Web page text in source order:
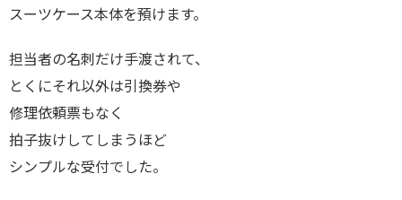
スーツケース本体を預けます。
担当者の名刺だけ手渡されて、
とくにそれ以外は引換券や
修理依頼票もなく
拍子抜けしてしまうほど
シンプルな受付でした。